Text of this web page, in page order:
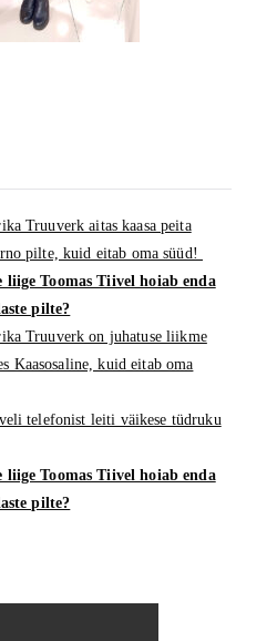
Truuverk aitas kaasa peita
pilte, kuid eitab oma süüd!
Toomas Tiivel hoiab enda
pilte?
Truuverk on juhatuse liikme
Kaasosaline, kuid eitab oma
telefonist leiti väikese tüdruku
Toomas Tiivel hoiab enda
pilte?